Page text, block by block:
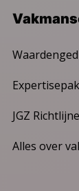
JGZ
Alles over